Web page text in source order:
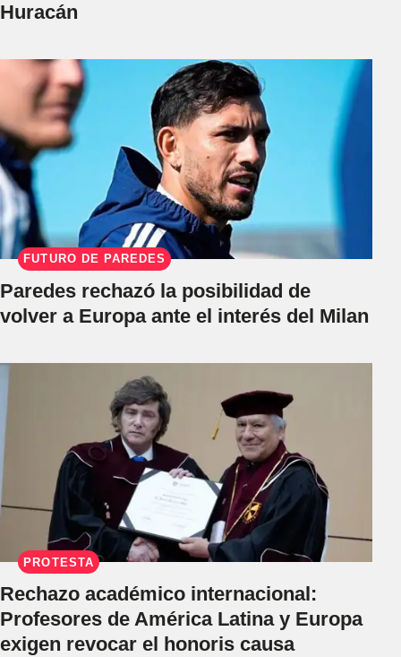
Huracán
FUTURO DE PAREDES
Paredes rechazó la posibilidad de
volver a Europa ante el interés del Milan
PROTESTA
Rechazo académico internacional:
Profesores de América Latina y Europa
exigen revocar el honoris causa